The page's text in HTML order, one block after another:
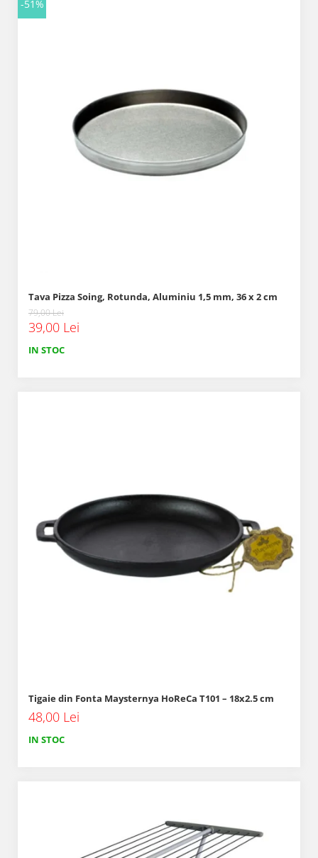
-51%
Tava Pizza Soing, Rotunda, Aluminiu 1,5 mm, 36 x 2 cm
79,00 Lei
39,00 Lei
IN STOC
Tigaie din Fonta Maysternya HoReCa T101 – 18x2.5 cm
48,00 Lei
IN STOC